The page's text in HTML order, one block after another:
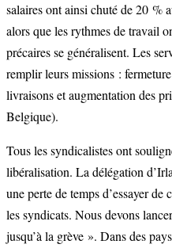
salaires ont ainsi chuté de 20 %
alors que les rythmes de travail
précaires se généralisent. Les
remplir leurs missions :
livraisons et augmentation des
Belgique).
Tous les syndicalistes ont
libéralisation. La délégation
une perte de temps d’essayer
les syndicats. Nous devons
jusqu’à la grève ». Dans des